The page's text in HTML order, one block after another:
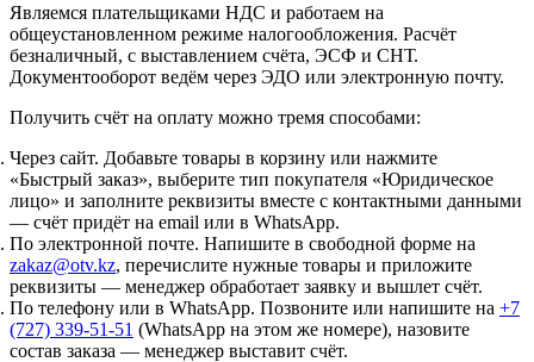
Являемся плательщиками НДС и работаем на
общеустановленном режиме налогообложения. Расчёт
безналичный, с выставлением счёта, ЭСФ и СНТ.
Документооборот ведём через ЭДО или электронную почту.
Получить счёт на оплату можно тремя способами:
Через сайт. Добавьте товары в корзину или нажмите
«Быстрый заказ», выберите тип покупателя «Юридическое
лицо» и заполните реквизиты вместе с контактными данными
— счёт придёт на email или в WhatsApp.
По электронной почте. Напишите в свободной форме на
zakaz@otv.kz, перечислите нужные товары и приложите
реквизиты — менеджер обработает заявку и вышлет счёт.
По телефону или в WhatsApp. Позвоните или напишите на +7
(727) 339-51-51 (WhatsApp на этом же номере), назовите
состав заказа — менеджер выставит счёт.